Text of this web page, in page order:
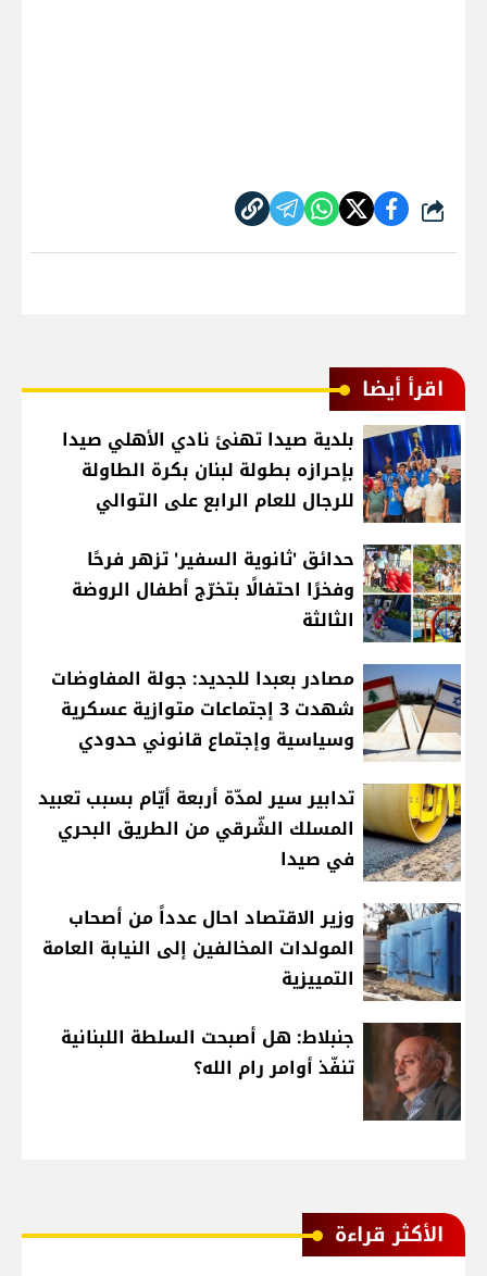
شارك
اقرأ أيضا
بلدية صيدا تهنئ نادي الأهلي صيدا
بإحرازه بطولة لبنان بكرة الطاولة
للرجال للعام الرابع على التوالي
حدائق 'ثانوية السفير' تزهر فرحًا
وفخرًا احتفالًا بتخرّج أطفال الروضة
الثالثة
مصادر بعبدا للجديد: جولة المفاوضات
شهدت 3 إجتماعات متوازية عسكرية
وسياسية وإجتماع قانوني حدودي
تدابير سير لمدّة أربعة أيّام بسبب تعبيد
المسلك الشّرقي من الطريق البحري
في صيدا
وزير الاقتصاد احال عدداً من أصحاب
المولدات المخالفين إلى النيابة العامة
التمييزية
جنبلاط: هل أصبحت السلطة اللبنانية
تنفّذ أوامر رام الله؟
الأكثر قراءة